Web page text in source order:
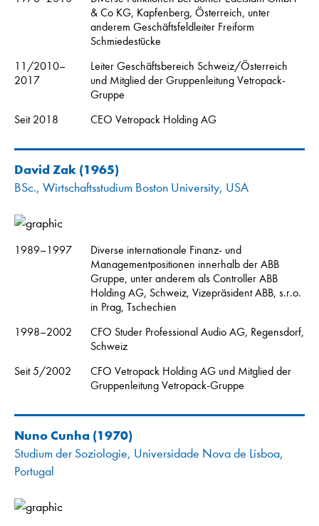
& Co KG, Kapfenberg, Österreich, unter
anderem Geschäftsfeldleiter Freiform
Schmiedestücke
11/2010–
2017
Leiter Geschäftsbereich Schweiz/Österreich
und Mitglied der Gruppenleitung Vetropack-
Gruppe
Seit 2018
CEO Vetropack Holding AG
David Zak (1965)
BSc., Wirtschaftsstudium Boston University, USA
1989–1997
Diverse internationale Finanz- und
Managementpositionen innerhalb der ABB
Gruppe, unter anderem als Controller ABB
Holding AG, Schweiz, Vizepräsident ABB, s.r.o.
in Prag, Tschechien
1998–2002
CFO Studer Professional Audio AG, Regensdorf,
Schweiz
Seit 5/2002
CFO Vetropack Holding AG und Mitglied der
Gruppenleitung Vetropack-Gruppe
Nuno Cunha (1970)
Studium der Soziologie, Universidade Nova de Lisboa,
Portugal